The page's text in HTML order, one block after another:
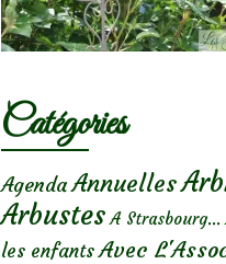
Catégories
Agenda Annuelles
Arbustes A Strasbourg...
les enfants Avec